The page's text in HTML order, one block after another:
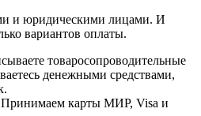
и юридическими лицами. И
вариантов оплаты.
товаросопроводительные
денежными средствами,
Принимаем карты МИР, Visa и